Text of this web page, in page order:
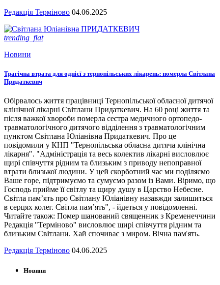
Редакція Терміново 04.06.2025
trending_flat
Новини
Трагічна втрата для однієї з тернопільських лікарень: померла Світлана
Придаткевич
Обірвалось життя працівниці Тернопільської обласної дитячої
клінічної лікарні Світлани Придаткевич. На 60 році життя та
після важкої хвороби померла сестра медичного ортопедо-
травматологічного дитячого відділення з травматологічним
пунктом Світлана Юліанівна Придаткевич. Про це
повідомили у КНП "Тернопільська обласна дитяча клінічна
лікарня". "Адміністрація та весь колектив лікарні висловлює
щирі співчуття рідним та близьким з приводу непоправної
втрати близької людини. У цей скорботний час ми поділяємо
Ваше горе, підтримуємо та сумуємо разом із Вами. Віримо, що
Господь прийме її світлу та щиру душу в Царство Небесне.
Світла пам’ять про Світлану Юліанівну назавжди залишиться
в серцях колег. Світла пам’ять", - йдеться у повідомленні.
Читайте також: Помер шанований священник з Кременеччини
Редакція "Терміново" висловлює щирі співчуття рідним та
близьким Світлани. Хай спочиває з миром. Вічна пам'ять.
Редакція Терміново 04.06.2025
Новини